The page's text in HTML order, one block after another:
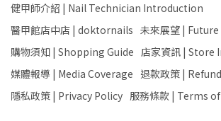
健甲師介紹 | Nail Technician Introduction
醫甲館店中店 | doktornails 未來展望 |
購物須知 | Shopping Guide 店家資訊 |
媒體報導 | Media Coverage 退款政策 |
隱私政策 | Privacy Policy 服務條款 | Terms